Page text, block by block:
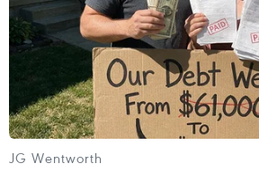
Theo dõi VietnamPlus
JG Wentworth